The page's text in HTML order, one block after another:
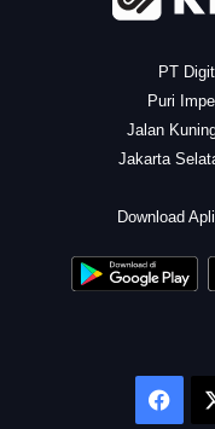
PT
Puri
Jalan
Jakarta
Download